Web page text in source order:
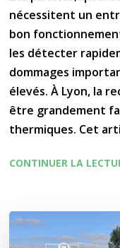
nécessitent un
bon
les détecter
dommages
élevés. À Lyon, la
être grandement
thermiques. Cet
CONTINUER LA